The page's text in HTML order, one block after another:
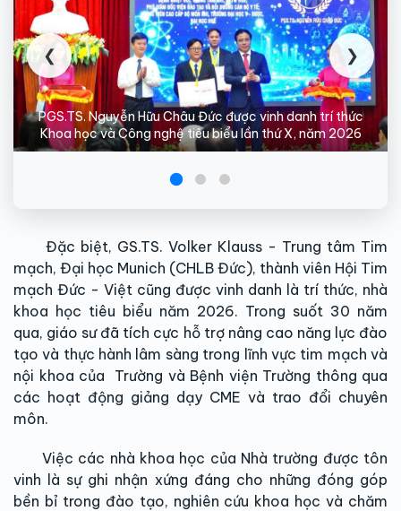
PGS.TS. Nguyễn Hữu Châu Đức được vinh danh trí thức
Khoa học và Công nghệ tiêu biểu lần thứ X, năm 2026
❮ ❯
Đặc biệt, GS.TS. Volker Klauss - Trung tâm Tim
mạch, Đại học Munich (CHLB Đức), thành viên Hội Tim
mạch Đức - Việt cũng được vinh danh là trí thức, nhà
khoa học tiêu biểu năm 2026. Trong suốt 30 năm
qua, giáo sư đã tích cực hỗ trợ nâng cao năng lực đào
tạo và thực hành lâm sàng trong lĩnh vực tim mạch và
nội khoa của Trường và Bệnh viện Trường thông qua
các hoạt động giảng dạy CME và trao đổi chuyên
môn.
Việc các nhà khoa học của Nhà trường được tôn
vinh là sự ghi nhận xứng đáng cho những đóng góp
bền bỉ trong đào tạo, nghiên cứu khoa học và chăm